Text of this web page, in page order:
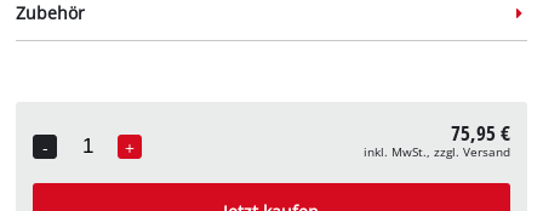
Zubehör
inkl. Schleifmop 40/80
-
Quantity
+ 75,95 €
inkl. MwSt., zzgl. Versand